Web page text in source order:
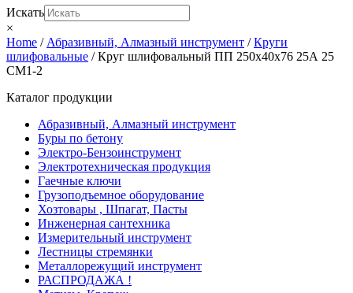
Искать
×
Home / Абразивный, Алмазный инструмент /Круги
шлифовальные / Круг шлифовальный ПП 250х40х76 25А 25
СМ1-2
Каталог продукции
Абразивный, Алмазный инструмент
Буры по бетону
Электро-Бензоинструмент
Электротехническая продукция
Гаечные ключи
Грузоподъемное оборудование
Хозтовары , Шпагат, Пасты
Инженерная сантехника
Измерительный инструмент
Лестницы стремянки
Металлорежущий инструмент
РАСПРОДАЖА !